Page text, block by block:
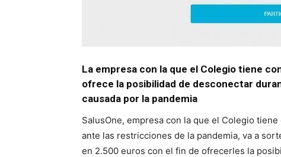
La empresa con la que el Colegio tiene
ofrece la posibilidad de desconectar
causada por la pandemia
SalusOne, empresa con la que el Colegio
ante las restricciones de la pandemia, va a
en 2.500 euros con el fin de ofrecerles la